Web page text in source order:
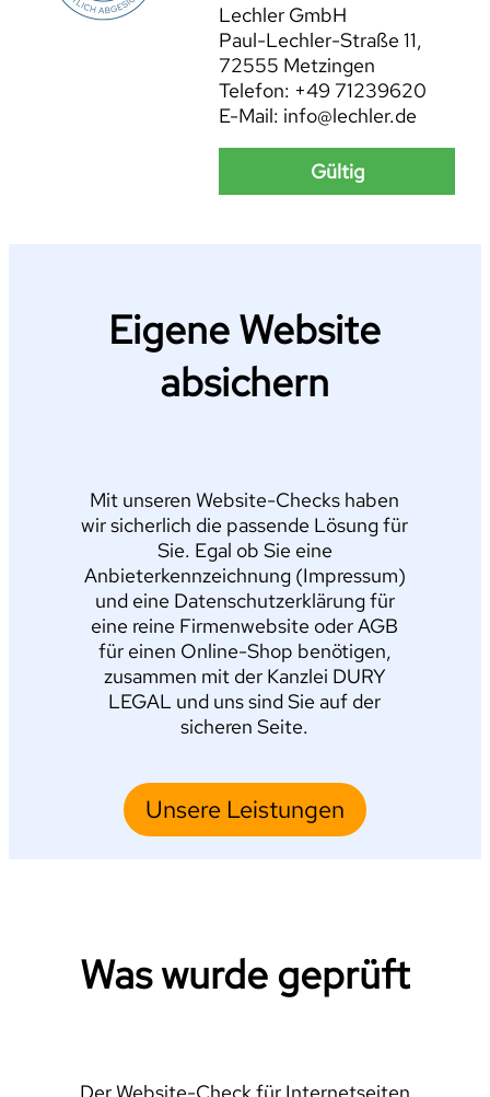
Lechler GmbH
Paul-Lechler-Straße 11,
72555 Metzingen
Telefon: +49 71239620
E-Mail: info@lechler.de
Gültig
Eigene Website
absichern
Mit unseren Website-Checks haben
wir sicherlich die passende Lösung für
Sie. Egal ob Sie eine
Anbieterkennzeichnung (Impressum)
und eine Datenschutzerklärung für
eine reine Firmenwebsite oder AGB
für einen Online-Shop benötigen,
zusammen mit der Kanzlei DURY
LEGAL und uns sind Sie auf der
sicheren Seite.
Unsere Leistungen
Was wurde geprüft